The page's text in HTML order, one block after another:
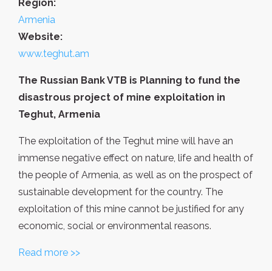
Region:
Armenia
Website:
www.teghut.am
The Russian Bank VTB is Planning to fund the
disastrous project of mine exploitation in
Teghut, Armenia
The exploitation of the Teghut mine will have an
immense negative effect on nature, life and health of
the people of Armenia, as well as on the prospect of
sustainable development for the country. The
exploitation of this mine cannot be justified for any
economic, social or environmental reasons.
Read more >>